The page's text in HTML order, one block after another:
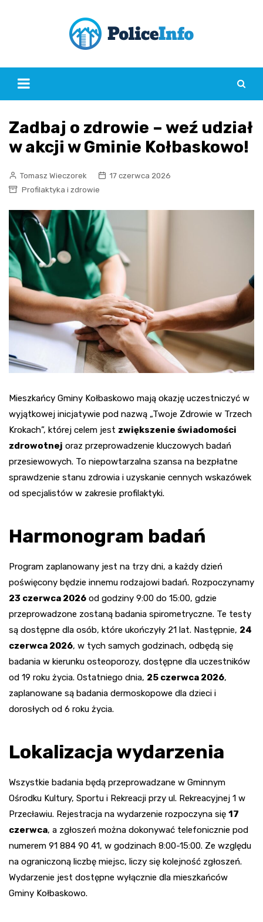
Zadbaj o zdrowie – weź udział
w akcji w Gminie Kołbaskowo!
Tomasz Wieczorek
17 czerwca 2026
Profilaktyka i zdrowie
Mieszkańcy Gminy Kołbaskowo mają okazję uczestniczyć w
wyjątkowej inicjatywie pod nazwą „Twoje Zdrowie w Trzech
Krokach”, której celem jest zwiększenie świadomości
zdrowotnej oraz przeprowadzenie kluczowych badań
przesiewowych. To niepowtarzalna szansa na bezpłatne
sprawdzenie stanu zdrowia i uzyskanie cennych wskazówek
od specjalistów w zakresie profilaktyki.
Harmonogram badań
Program zaplanowany jest na trzy dni, a każdy dzień
poświęcony będzie innemu rodzajowi badań. Rozpoczynamy
23 czerwca 2026 od godziny 9:00 do 15:00, gdzie
przeprowadzone zostaną badania spirometryczne. Te testy
są dostępne dla osób, które ukończyły 21 lat. Następnie, 24
czerwca 2026, w tych samych godzinach, odbędą się
badania w kierunku osteoporozy, dostępne dla uczestników
od 19 roku życia. Ostatniego dnia, 25 czerwca 2026,
zaplanowane są badania dermoskopowe dla dzieci i
dorosłych od 6 roku życia.
Lokalizacja wydarzenia
Wszystkie badania będą przeprowadzane w Gminnym
Ośrodku Kultury, Sportu i Rekreacji przy ul. Rekreacyjnej 1 w
Przecławiu. Rejestracja na wydarzenie rozpoczyna się 17
czerwca, a zgłoszeń można dokonywać telefonicznie pod
numerem 91 884 90 41, w godzinach 8:00-15:00. Ze względu
na ograniczoną liczbę miejsc, liczy się kolejność zgłoszeń.
Wydarzenie jest dostępne wyłącznie dla mieszkańców
Gminy Kołbaskowo.